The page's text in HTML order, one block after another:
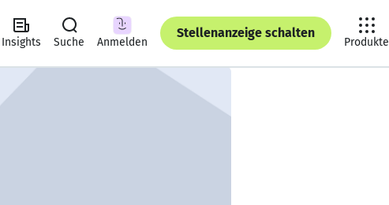
Insights Suche Anmelden
Stellenanzeige schalten
Produkte